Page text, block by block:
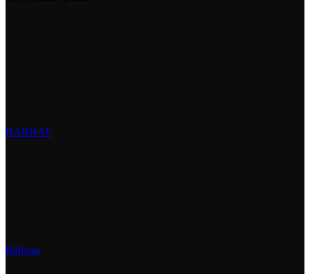
BARHAT
Bellona